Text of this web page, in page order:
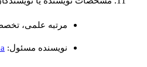
مرتبه علمی،
نويسنده مسئول: